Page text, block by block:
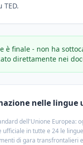
è finale - non ha
direttamente nei
nelle lingue
dell'Unione Europea:
ufficiale in tutte e 24 le
di gara transfrontalieri